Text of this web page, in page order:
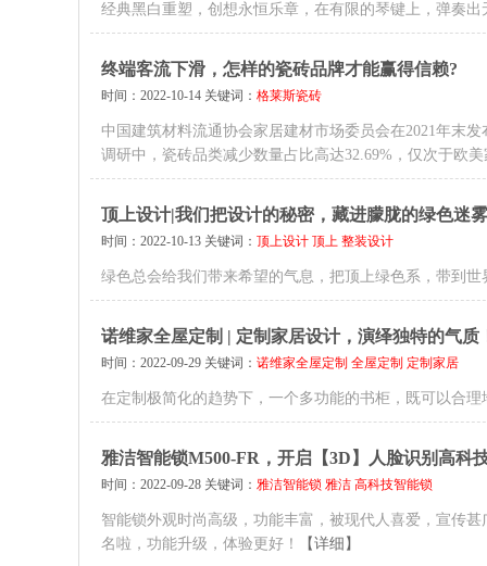
经典黑白重塑，创想永恒乐章，在有限的琴键上，弹奏
终端客流下滑，怎样的瓷砖品牌才能赢得信赖?
时间：2022-10-14 关键词： 格莱斯瓷砖
中国建筑材料流通协会家居建材市场委员会在2021年末
调研中，瓷砖品类减少数量占比高达32.69%，仅次于欧美
顶上设计|我们把设计的秘密，藏进朦胧的绿色迷
时间：2022-10-13 关键词： 顶上设计 顶上 整装设计
绿色总会给我们带来希望的气息，把顶上绿色系，带到世
诺维家全屋定制 | 定制家居设计，演绎独特的气质
时间：2022-09-29 关键词： 诺维家全屋定制 全屋定制 定制家居
在定制极简化的趋势下，一个多功能的书柜，既可以合
雅洁智能锁M500-FR，开启【3D】人脸识别高科
时间：2022-09-28 关键词： 雅洁智能锁 雅洁 高科技智能锁
智能锁外观时尚高级，功能丰富，被现代人喜爱，宣传
名啦，功能升级，体验更好！
【详细】